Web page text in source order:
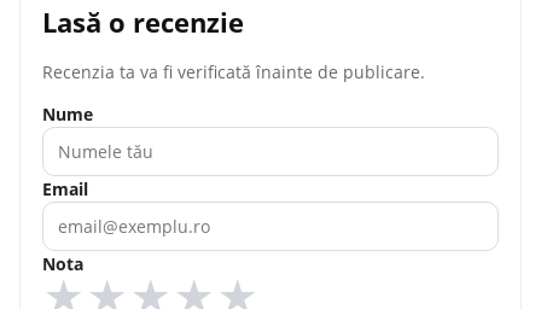
Lasă o recenzie
Recenzia ta va fi verificată înainte de publicare.
Nume
Email
Nota
★
★
★
★
★